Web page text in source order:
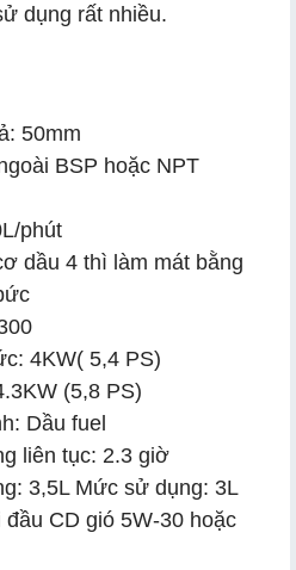
dụng rất nhiều.
50mm
BSP hoặc NPT
phút
dầu 4 thì làm mát bằng
4KW( 5,4 PS)
(5,8 PS)
Dầu fuel
liên tục: 2.3 giờ
3,5L Mức sử dụng: 3L
CD gió 5W-30 hoặc